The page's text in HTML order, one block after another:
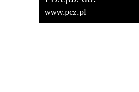
www.pcz.pl